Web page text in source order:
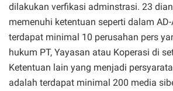
dilakukan verfikasi adminstrasi. 23
memenuhi ketentuan seperti dalam
terdapat minimal 10 perusahan pers
hukum PT, Yayasan atau Koperasi di
Ketentuan lain yang menjadi
adalah terdapat minimal 200 media